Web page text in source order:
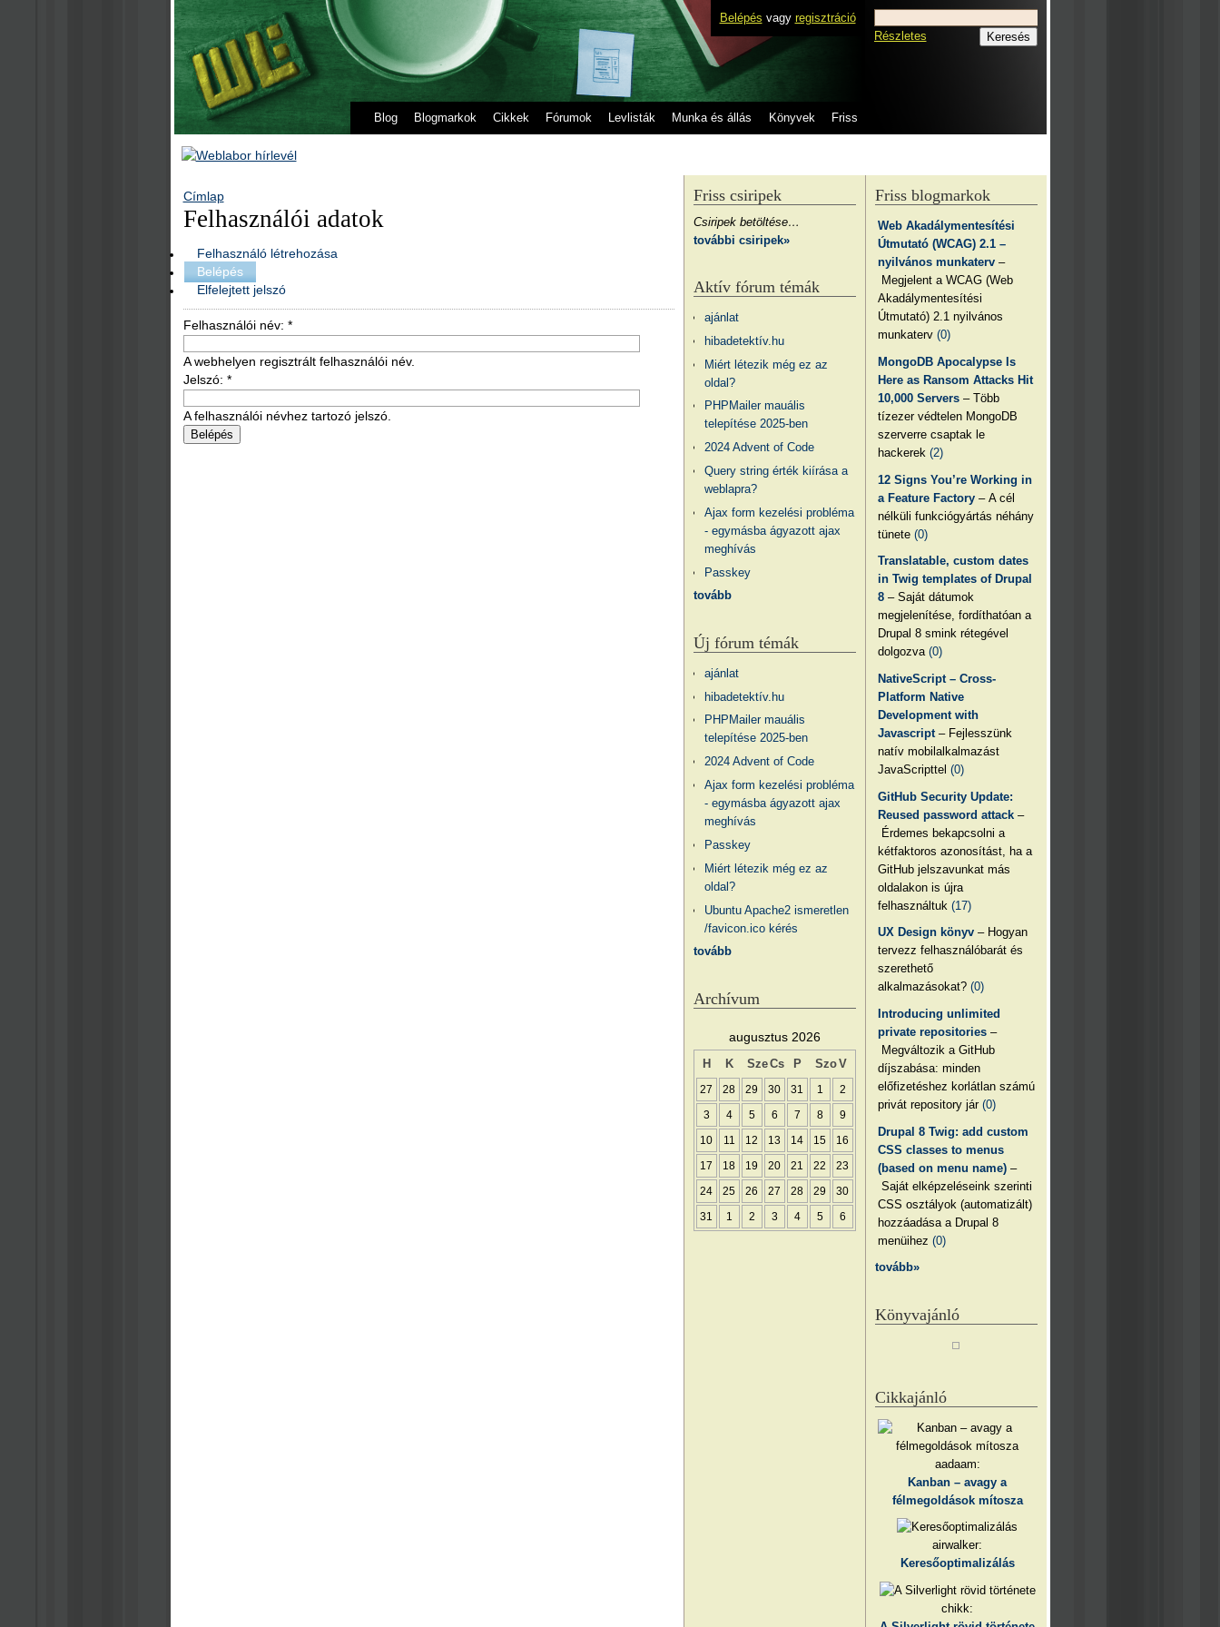
Belépés vagy regisztráció
Blog Blogmarkok Cikkek Fórumok Levlisták Munka és állás Könyvek Friss
Részletes
Címlap
Felhasználói adatok
Felhasználó létrehozása
Belépés
Elfelejtett jelszó
Felhasználói név: *
A webhelyen regisztrált felhasználói név.
Jelszó: *
A felhasználói névhez tartozó jelszó.
Friss blogmarkok
Web Akadálymentesítési
Útmutató (WCAG) 2.1 –
nyilvános munkaterv –
Megjelent a WCAG (Web
Akadálymentesítési
Útmutató) 2.1 nyilvános
munkaterv(0)
MongoDB Apocalypse Is
Here as Ransom Attacks Hit
10,000 Servers – Több
tízezer védtelen MongoDB
szerverre csaptak le
hackerek(2)
12 Signs You’re Working in
a Feature Factory – A cél
nélküli funkciógyártás néhány
tünete(0)
Translatable, custom dates
in Twig templates of Drupal
8 – Saját dátumok
megjelenítése, fordíthatóan a
Drupal 8 smink rétegével
dolgozva(0)
NativeScript – Cross-
Platform Native
Development with
Javascript – Fejlesszünk
natív mobilalkalmazást
JavaScripttel(0)
GitHub Security Update:
Reused password attack –
Érdemes bekapcsolni a
kétfaktoros azonosítást, ha a
GitHub jelszavunkat más
oldalakon is újra
felhasználtuk(17)
UX Design könyv – Hogyan
tervezz felhasználóbarát és
szerethető
alkalmazásokat?(0)
Introducing unlimited
private repositories –
Megváltozik a GitHub
díjszabása: minden
előfizetéshez korlátlan számú
privát repository jár(0)
Drupal 8 Twig: add custom
CSS classes to menus
(based on menu name) –
Saját elképzeléseink szerinti
CSS osztályok (automatizált)
hozzáadása a Drupal 8
menüihez(0)
tovább»
Könyvajánló
Cikkajánló
aadaam:
Kanban – avagy a
félmegoldások mítosza
airwalker:
Keresőoptimalizálás
chikk:
Friss csiripek
Csiripek betöltése…
további csiripek»
Aktív fórum témák
ajánlat
hibadetektív.hu
Miért létezik még ez az
oldal?
PHPMailer mauális
telepítése 2025-ben
2024 Advent of Code
Query string érték kiírása a
weblapra?
Ajax form kezelési probléma
- egymásba ágyazott ajax
meghívás
Passkey
tovább
Új fórum témák
ajánlat
hibadetektív.hu
PHPMailer mauális
telepítése 2025-ben
2024 Advent of Code
Ajax form kezelési probléma
- egymásba ágyazott ajax
meghívás
Passkey
Miért létezik még ez az
oldal?
Ubuntu Apache2 ismeretlen
/favicon.ico kérés
tovább
Archívum
augusztus 2026
H K SzeCs P SzoV
27 28 29 30 31 1 2
3 4 5 6 7 8 9
10 11 12 13 14 15 16
17 18 19 20 21 22 23
24 25 26 27 28 29 30
31 1 2 3 4 5 6